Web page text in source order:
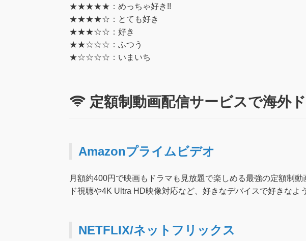
★★★★★：めっちゃ好き!!
★★★★☆：とても好き
★★★☆☆：好き
★★☆☆☆：ふつう
★☆☆☆☆：いまいち
定額制動画配信サービスで海外
Amazonプライムビデオ
月額約400円で映画もドラマも見放題で楽しめる最強の定額制
ド視聴や4K Ultra HD映像対応など、好きなデバイスで好きな
NETFLIX/ネットフリックス